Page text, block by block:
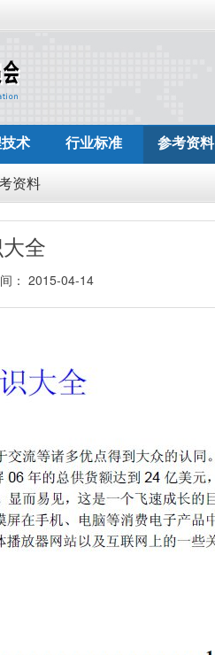
术 行业标准 参考资料
资料
全
： 2015-04-14